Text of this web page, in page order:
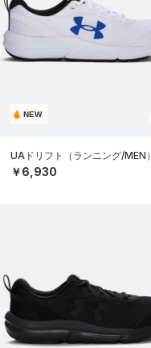
NEW
UAドリフト（ランニング/MEN）
￥6,930